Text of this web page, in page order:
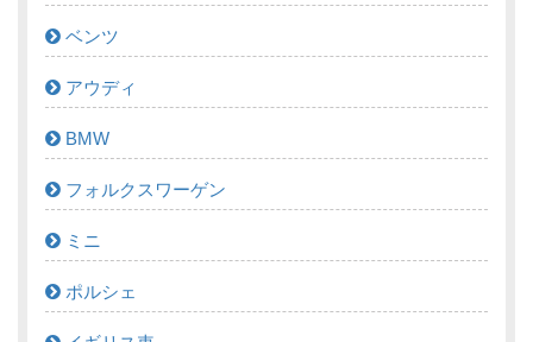
ベンツ
アウディ
BMW
フォルクスワーゲン
ミニ
ポルシェ